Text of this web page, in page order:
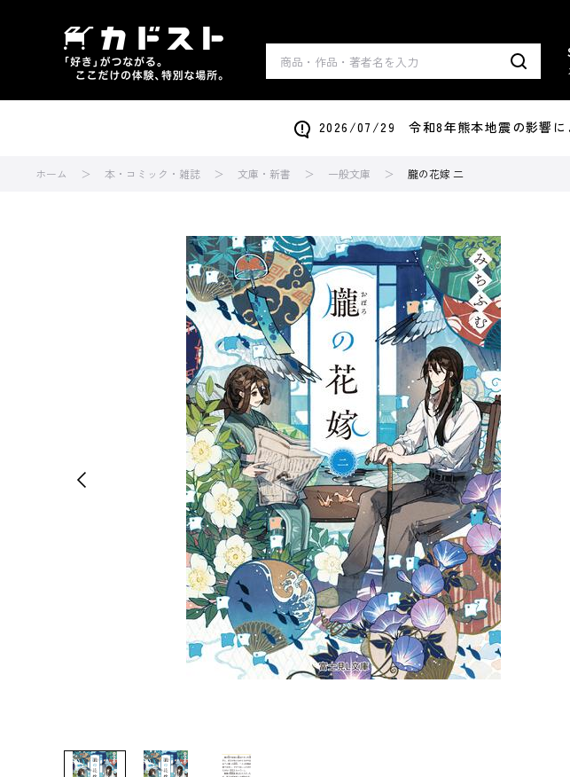
2026/07/29 令和8年熊本地震の影響に
ホーム 本・コミック・雑誌 文庫・新書 一般文庫 朧の花嫁 二